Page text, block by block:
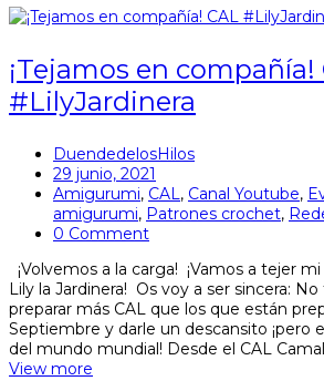
¡Tejamos en compañía!
#LilyJardinera
DuendedelosHilos
29 junio, 2021
Amigurumi, CAL, Canal Youtube,
amigurumi, Patrones crochet,
0 Comment
¡Volvemos a la carga! ¡Vamos a tejer
Lily la Jardinera! Os voy a ser sincera:
preparar más CAL que los que están
Septiembre y darle un descansito ¡pero
del mundo mundial! Desde el CAL
View more